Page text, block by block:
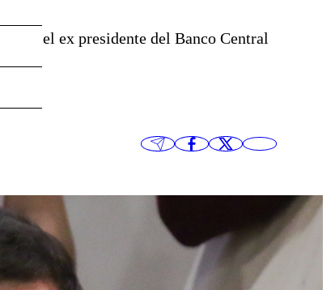
mil, el ex presidente del Banco Central